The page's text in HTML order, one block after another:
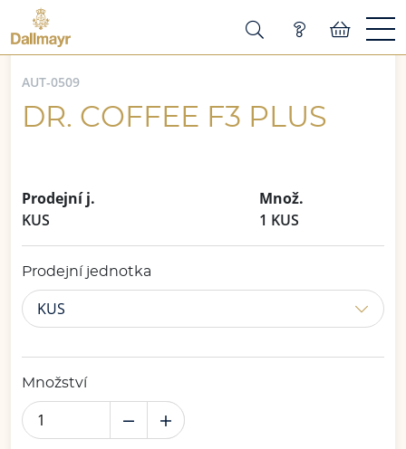
AUT-0509
DR. COFFEE F3 PLUS
Prodejní j.
Množ.
KUS
1 KUS
Prodejní jednotka
KUS
Množství